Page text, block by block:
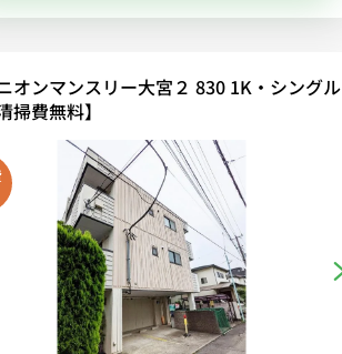
オンマンスリー大宮２ 830 1K・シングル
掃費無料】